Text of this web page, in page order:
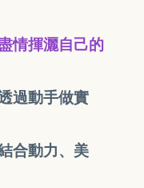
情揮灑自己的
過動手做實
合動力、美